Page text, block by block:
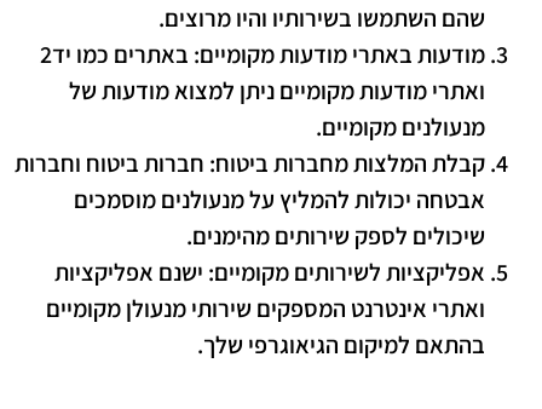
שהם השתמשו בשירותיו והיו מרוצים.
מודעות באתרי מודעות מקומיים
: באתרים כמו יד2
ואתרי מודעות מקומיים ניתן למצוא מודעות של
מנעולנים מקומיים.
קבלת המלצות מחברות ביטוח: חברות ביטוח וחברות
אבטחה יכולות להמליץ על מנעולנים מוסמכים
שיכולים לספק שירותים מהימנים.
אפליקציות לשירותים מקומיים: ישנם אפליקציות
ואתרי אינטרנט המספקים שירותי מנעולן מקומיים
בהתאם למיקום הגיאוגרפי שלך.